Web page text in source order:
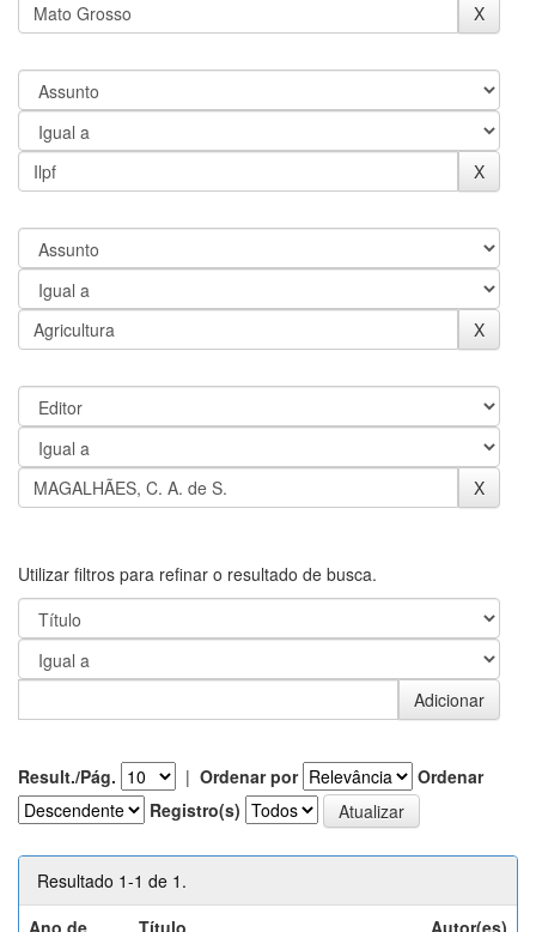
Utilizar filtros para refinar o resultado de busca.
Result./Pág. | Ordenar por
Ordenar
Registro(s)
Resultado 1-1 de 1.
Ano de
Título Autor(es)